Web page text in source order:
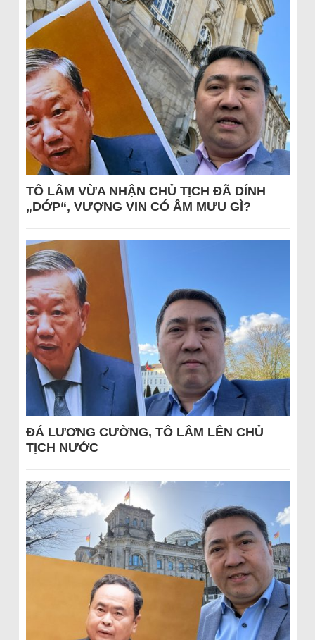
TÔ LÂM VỪA NHẬN CHỦ TỊCH ĐÃ DÍNH
„DỚP“, VƯỢNG VIN CÓ ÂM MƯU GÌ?
ĐÁ LƯƠNG CƯỜNG, TÔ LÂM LÊN CHỦ
TỊCH NƯỚC